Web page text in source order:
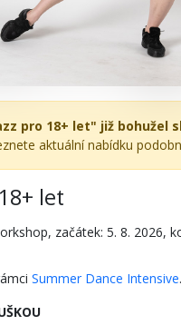
pro 18+ let" již bohužel
aktuální nabídku
let
začátek: 5. 8. 2026,
Summer Dance Intensive.